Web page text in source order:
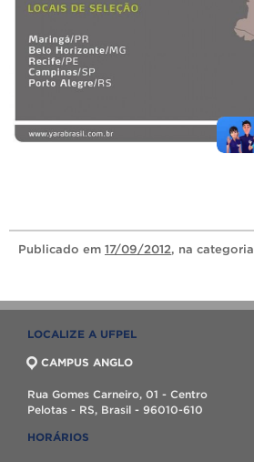
Publicado em 17/09/2012, na categoria
LOCALIZE A UFPEL
CAMPUS ANGLO
Rua Gomes Carneiro, 01 - Centro
Pelotas - RS, Brasil - 96010-610
HORÁRIOS